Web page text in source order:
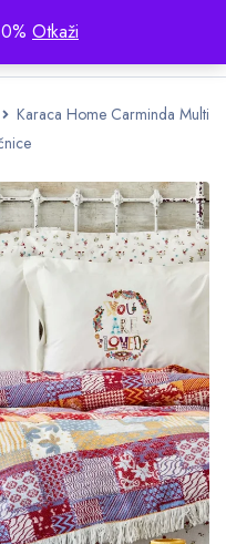
Otkaži
Karaca Home Carminda Multi